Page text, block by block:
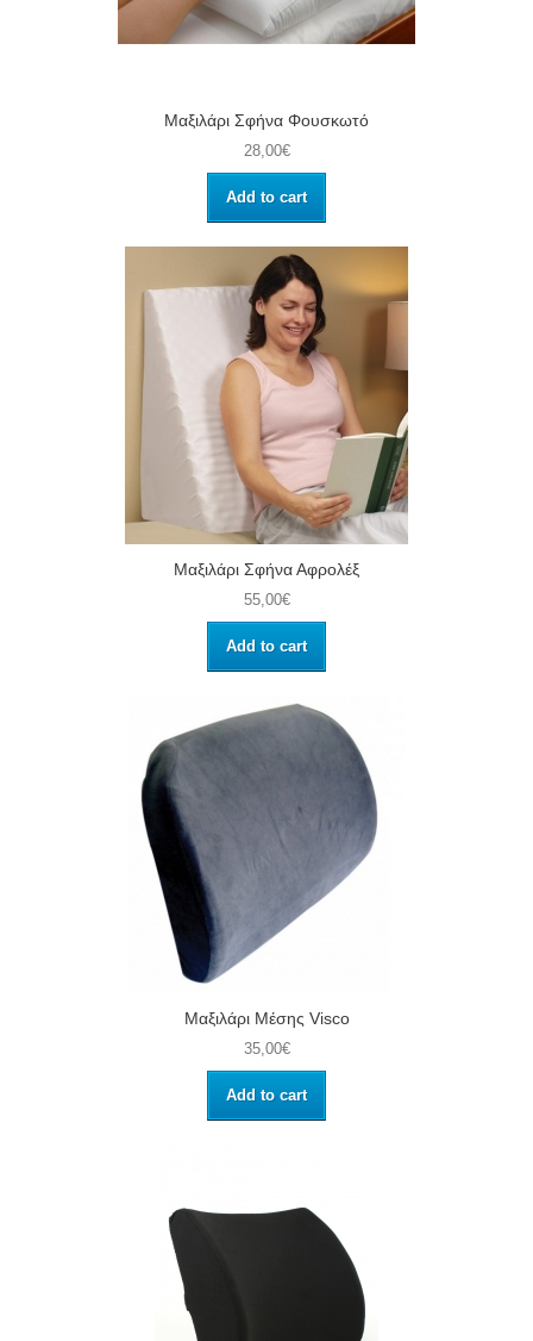
Μαξιλάρι Σφήνα Φουσκωτό
28,00€
Add to cart
Μαξιλάρι Σφήνα Αφρολέξ
55,00€
Add to cart
Μαξιλάρι Μέσης Visco
35,00€
Add to cart